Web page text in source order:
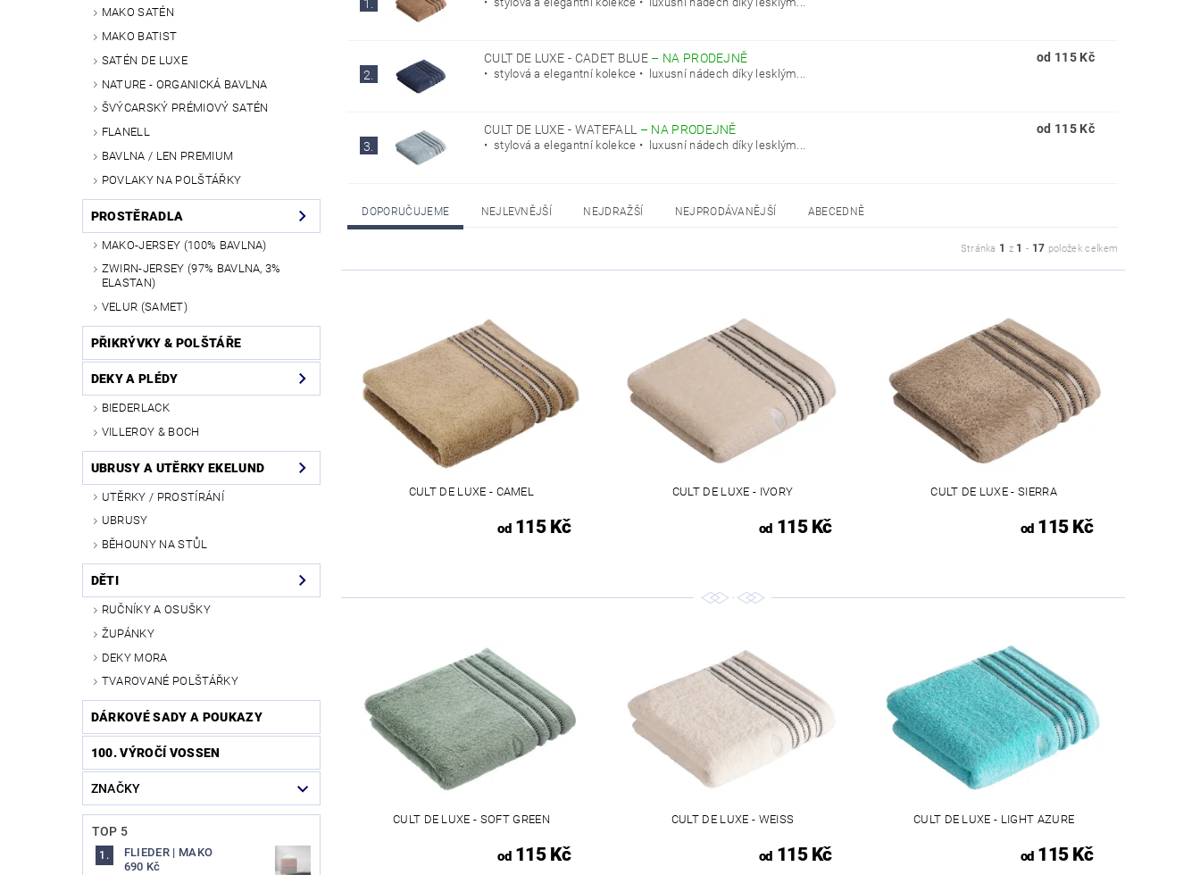
MAKO SATÉN
MAKO BATIST
SATÉN DE LUXE
NATURE - ORGANICKÁ BAVLNA
ŠVÝCARSKÝ PRÉMIOVÝ SATÉN
FLANELL
BAVLNA / LEN PREMIUM
POVLAKY NA POLŠTÁŘKY
PROSTĚRADLA
MAKO-JERSEY (100% BAVLNA)
ZWIRN-JERSEY (97% BAVLNA, 3%
ELASTAN)
VELUR (SAMET)
PŘIKRÝVKY & POLŠTÁŘE
DEKY A PLÉDY
BIEDERLACK
VILLEROY & BOCH
UBRUSY A UTĚRKY EKELUND
UTĚRKY / PROSTÍRÁNÍ
UBRUSY
BĚHOUNY NA STŮL
DĚTI
RUČNÍKY A OSUŠKY
ŽUPÁNKY
DEKY MORA
TVAROVANÉ POLŠTÁŘKY
DÁRKOVÉ SADY A POUKAZY
100. VÝROČÍ VOSSEN
ZNAČKY
TOP 5
FLIEDER | MAKO
690 Kč
1.
2.
CULT DE LUXE - CADET BLUE – NA PRODEJNĚ
• stylová a elegantní kolekce • luxusní nádech díky lesklým...
od 115 Kč
3.
CULT DE LUXE - WATEFALL – NA PRODEJNĚ
• stylová a elegantní kolekce • luxusní nádech díky lesklým...
od 115 Kč
DOPORUČUJEME NEJLEVNĚJŠÍ NEJDRAŽŠÍ NEJPRODÁVANĚJŠÍ ABECEDNĚ
Stránka 1 z 1 - 17 položek celkem
CULT DE LUXE - CAMEL
od115 Kč
CULT DE LUXE - IVORY
od 115 Kč
CULT DE LUXE - SIERRA
od115 Kč
CULT DE LUXE - SOFT GREEN
od115 Kč
CULT DE LUXE - WEISS
od 115 Kč
CULT DE LUXE - LIGHT AZURE
od115 Kč